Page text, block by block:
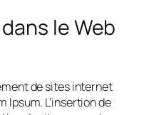
le Web
de sites internet
Ipsum. L’insertion de